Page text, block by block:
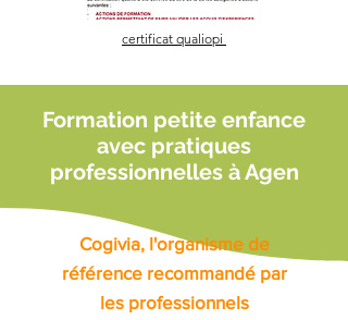
certificat qualiopi
Formation petite enfance
avec pratiques
professionnelles à Agen
Cogivia, l'organisme de
référence recommandé par
les professionnels